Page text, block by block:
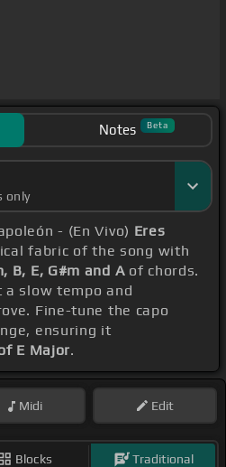
Notes Beta
only
- (En Vivo) Eres
fabric of the song with
B, E, G#m and Aof chords.
a slow tempo and
Fine-tune the capo
ensuring it
E Major.
Midi Edit
Blocks Traditional